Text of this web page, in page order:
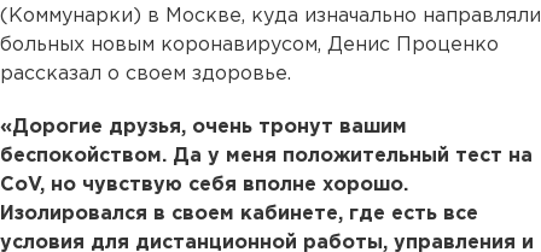
(Коммунарки) в Москве, куда изначально направляли
больных новым коронавирусом, Денис Проценко
рассказал о своем здоровье.
«Дорогие друзья, очень тронут вашим
беспокойством. Да у меня положительный тест на
СoV, но чувствую себя вполне хорошо.
Изолировался в своем кабинете, где есть все
условия для дистанционной работы, управления и